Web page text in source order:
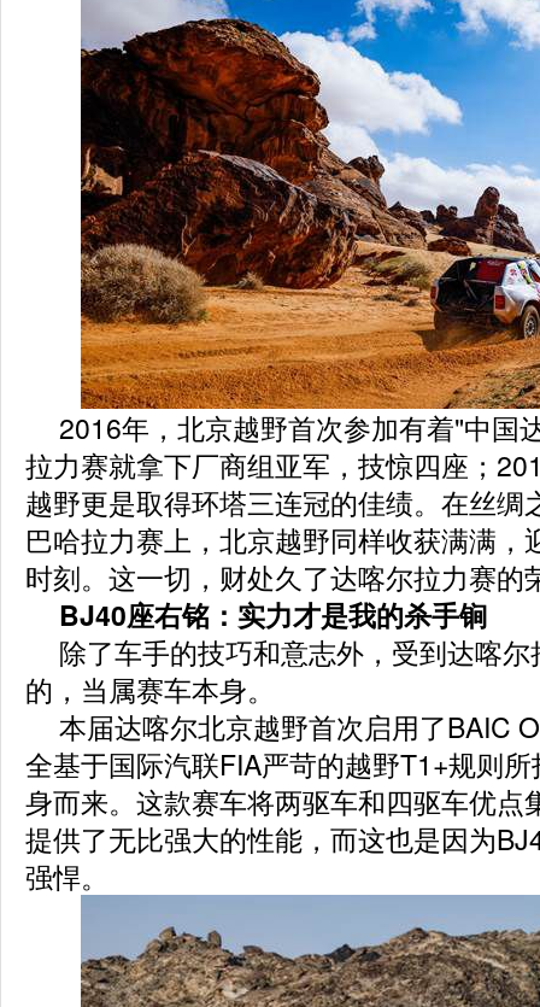
2016年，北京越野首次参加有着"中国
拉力赛就拿下厂商组亚军，技惊四座；
越野更是取得环塔三连冠的佳绩。在丝绸
巴哈拉力赛上，北京越野同样收获满满，
时刻。这一切，财处久了达喀尔拉力赛的
BJ40座右铭：实力才是我的杀手锏
除了车手的技巧和意志外，受到达喀
的，当属赛车本身。
本届达喀尔北京越野首次启用了BAIC
全基于国际汽联FIA严苛的越野T1+规则
身而来。这款赛车将两驱车和四驱车优点
提供了无比强大的性能，而这也是因为
强悍。